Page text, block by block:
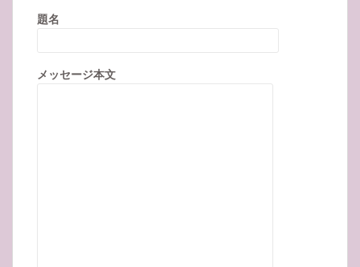
題名
メッセージ本文